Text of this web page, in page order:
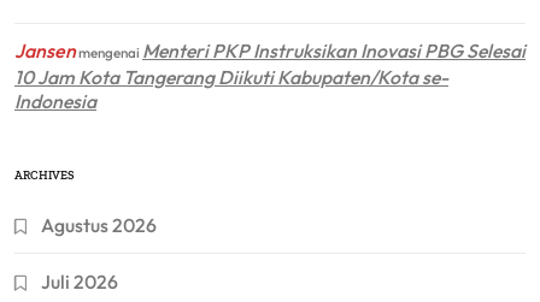
Jansenmengenai Menteri PKP Instruksikan Inovasi PBG Selesai
10 Jam Kota Tangerang Diikuti Kabupaten/Kota se-
Indonesia
ARCHIVES
Agustus 2026
Juli 2026